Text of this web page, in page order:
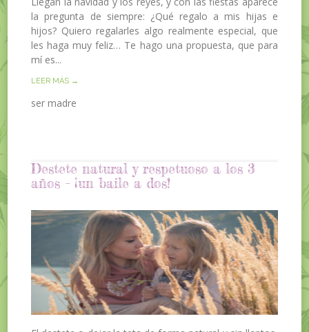
la pregunta de siempre: ¿Qué regalo a mis hijas e
hijos? Quiero regalarles algo realmente especial, que
les haga muy feliz… Te hago una propuesta, que para
mí es...
LEER MÁS →
ser madre
Destete natural y respetuoso a los 3
años – ¡un baile a dos!